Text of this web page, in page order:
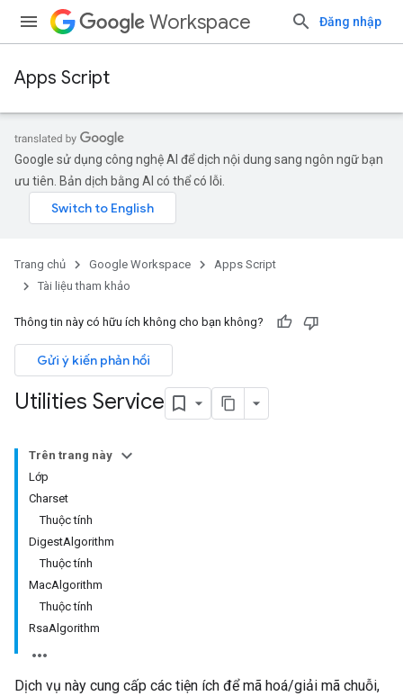
Workspace Đăng nhập
Apps Script
Google sử dụng công nghệ AI để dịch nội dung sang ngôn ngữ bạn
ưu tiên. Bản dịch bằng AI có thể có lỗi.
Trang chủ Google Workspace
Apps Script
Tài liệu tham khảo
Thông tin này có hữu ích không cho bạn không?
Gửi ý kiến phản hồi
Utilities Service
Trên trang này
Lớp
Charset
Thuộc tính
DigestAlgorithm
Thuộc tính
MacAlgorithm
Thuộc tính
RsaAlgorithm
Dịch vụ này cung cấp các tiện ích để mã hoá/giải mã chuỗi,